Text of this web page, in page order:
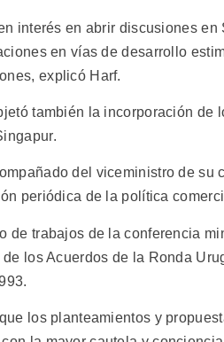
interés en abrir discusiones
en vías de desarrollo
explicó Harf.
también la incorporación de
del viceministro de su
periódica de la política
de trabajos de la conferencia
los Acuerdos de la Ronda
los planteamientos y